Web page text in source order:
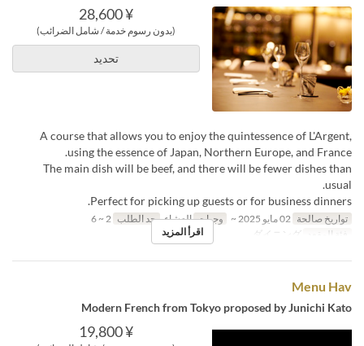
¥ 28,600
(بدون رسوم خدمة / شامل الضرائب)
تحديد
A course that allows you to enjoy the quintessence of L'Argent,
using the essence of Japan, Northern Europe, and France.
The main dish will be beef, and there will be fewer dishes than
usual.
Perfect for picking up guests or for business dinners.
تواريخ صالحة وجبات العشاء حد الطلب
فئة المقعد
اقرأ المزيد
Menu Hav
Modern French from Tokyo proposed by Junichi Kato
¥ 19,800